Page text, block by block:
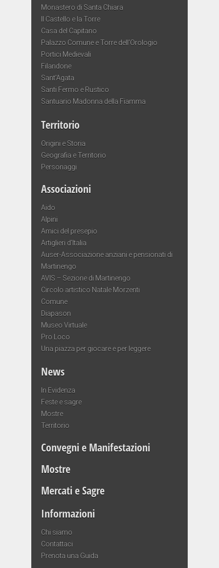
Monastero di Santa Chiara
Il Castello e la Torre
Casa del Capitano
Palazzo Comune e Torre dell’Orologio
Portici Medievali
Filandone
Sant’Agata
Santi Fermo e Rustico
Santuario Madonna della Fiamma
Territorio
Origini e Storia
Geografia e Territorio
Personaggi
Associazioni
Aido
Alpini
Amici del presepio
Artiglieri d’Italia
Auser-Associazione anziani e pensionati di
Martinengo
AVIS – Sezione di Martinengo
Circolo artistico Natale Morzenti
Comune
Diapason
Museo Virtuale
Pro Loco
Una piazza per giocare e per leggere
News
In Evidenza
Feste e sagre
Mostre
Territorio
Convegni e Manifestazioni
Mostre
Mercati e Sagre
Informazioni
Chi siamo
Contattaci
Prenota una Guida